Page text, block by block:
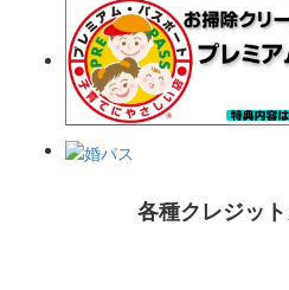
各種クレジッ